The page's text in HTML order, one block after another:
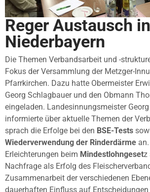
Reger Austausch in
Niederbayern
Die Themen Verbandsarbeit und -
Fokus der Versammlung der Metzger-
Pfarrkirchen. Dazu hatte Obermeister
Georg Schlagbauer und den Obmann
eingeladen. Landesinnungsmeister
informierte über aktuelle Themen der
sprach die Erfolge bei den BSE-Tests
Wiederverwendung der Rinderdärme
Erleichterungen beim Mindestlohngesetz
Nachfrage als Erfolg des
Zusammenarbeit der verschiedenen
dauerhaften Einfluss auf